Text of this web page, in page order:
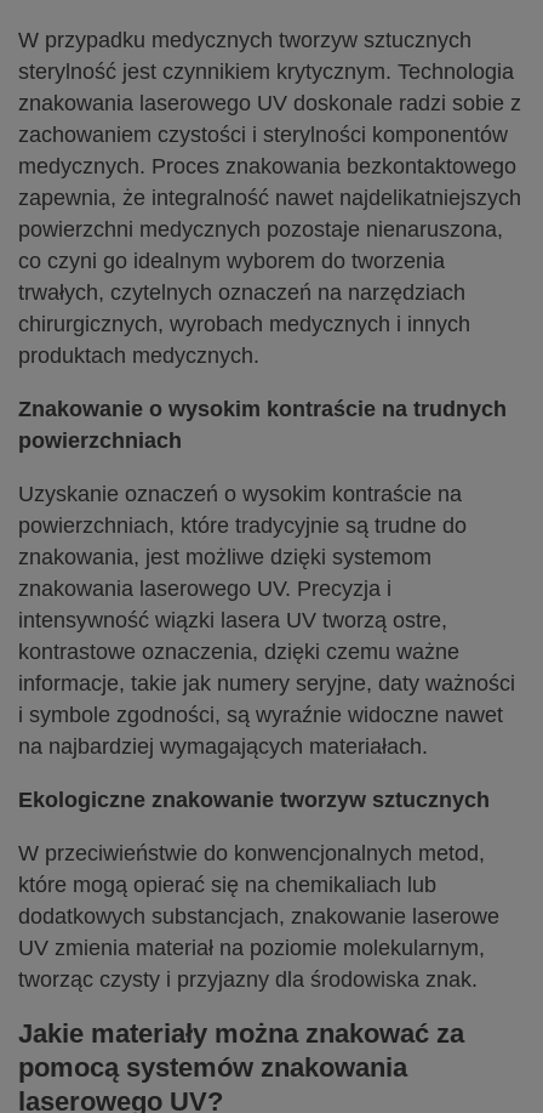
W przypadku medycznych tworzyw sztucznych
sterylność jest czynnikiem krytycznym. Technologia
znakowania laserowego UV doskonale radzi sobie z
zachowaniem czystości i sterylności komponentów
medycznych. Proces znakowania bezkontaktowego
zapewnia, że integralność nawet najdelikatniejszych
powierzchni medycznych pozostaje nienaruszona,
co czyni go idealnym wyborem do tworzenia
trwałych, czytelnych oznaczeń na narzędziach
chirurgicznych, wyrobach medycznych i innych
produktach medycznych.
Znakowanie o wysokim kontraście na trudnych
powierzchniach
Uzyskanie oznaczeń o wysokim kontraście na
powierzchniach, które tradycyjnie są trudne do
znakowania, jest możliwe dzięki systemom
znakowania laserowego UV. Precyzja i
intensywność wiązki lasera UV tworzą ostre,
kontrastowe oznaczenia, dzięki czemu ważne
informacje, takie jak numery seryjne, daty ważności
i symbole zgodności, są wyraźnie widoczne nawet
na najbardziej wymagających materiałach.
Ekologiczne znakowanie tworzyw sztucznych
W przeciwieństwie do konwencjonalnych metod,
które mogą opierać się na chemikaliach lub
dodatkowych substancjach, znakowanie laserowe
UV zmienia materiał na poziomie molekularnym,
tworząc czysty i przyjazny dla środowiska znak.
Jakie materiały można znakować za
pomocą systemów znakowania
laserowego UV?